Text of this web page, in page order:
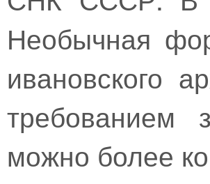
Необычная
ивановского
требованием
можно более